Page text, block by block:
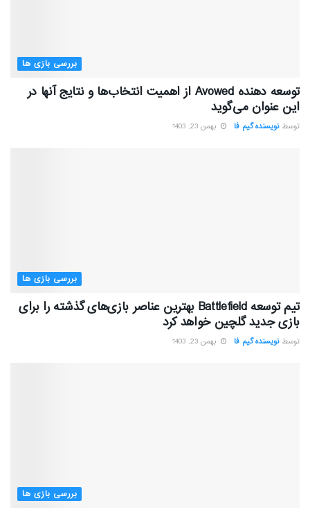
بررسی بازی ها
توسعه دهنده Avowed از اهمیت انتخاب‌ها و نتایج آنها در
این عنوان می‌گوید
توسط نویسنده گیم فا بهمن 23, 1403
بررسی بازی ها
تیم توسعه Battlefield بهترین عناصر بازی‌های گذشته را برای
بازی جدید گلچین خواهد کرد
توسط نویسنده گیم فا بهمن 23, 1403
بررسی بازی ها